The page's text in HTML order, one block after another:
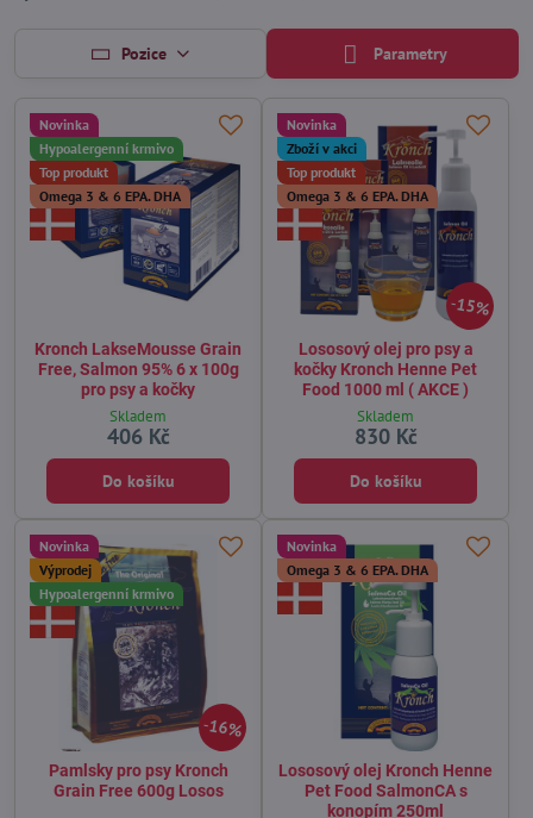
Pozice Parametry
Novinka
Hypoalergenní krmivo
Top produkt
Omega 3 & 6 EPA. DHA
Kronch LakseMousse Grain
Free, Salmon 95% 6 x 100g
pro psy a kočky
Skladem
406 Kč
Do košíku
15%
Novinka
Zboží v akci
Top produkt
Omega 3 & 6 EPA. DHA
Lososový olej pro psy a
kočky Kronch Henne Pet
Food 1000 ml ( AKCE )
Skladem
830 Kč
Do košíku
16%
Novinka
Výprodej
Hypoalergenní krmivo
Pamlsky pro psy Kronch
Grain Free 600g Losos
Novinka
Omega 3 & 6 EPA. DHA
Lososový olej Kronch Henne
Pet Food SalmonCA s
konopím 250ml